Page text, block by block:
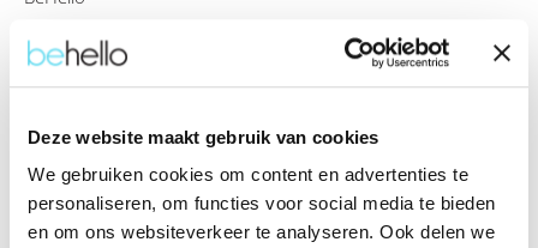
Deze website maakt gebruik van cookies
We gebruiken cookies om content en advertenties te
personaliseren, om functies voor social media te bieden
en om ons websiteverkeer te analyseren. Ook delen we
Eigenschappen
Productinformatie "Behello Samsung